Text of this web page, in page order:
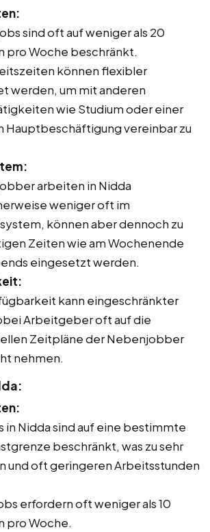
sind oft auf weniger als 20
pro Woche beschränkt.
können flexibler
werden, um mit anderen
wie Studium oder einer
Hauptbeschäftigung vereinbar zu
arbeiten in Nidda
weniger oft im
können aber dennoch zu
Zeiten wie am Wochenende
eingesetzt werden.
kann eingeschränkter
Arbeitgeber oft auf die
Zeitpläne der Nebenjobber
nehmen.
in Nidda sind auf eine bestimmte
beschränkt, was zu sehr
und oft geringeren Arbeitsstunden
erfordern oft weniger als 10
pro Woche.